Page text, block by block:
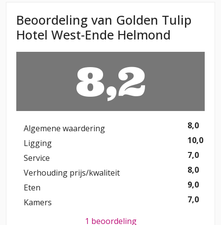
Beoordeling van Golden Tulip
Hotel West-Ende Helmond
8,2
Algemene waardering
8,0
Ligging
10,0
Service
7,0
Verhouding prijs/kwaliteit
8,0
Eten
9,0
Kamers
7,0
1 beoordeling